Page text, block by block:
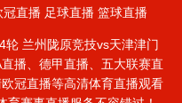
冠直播 足球直播 篮球直播
兰州陇原竞技vs天津津门
播、德甲直播、五大联赛直
冠直播等高清体育直播观看